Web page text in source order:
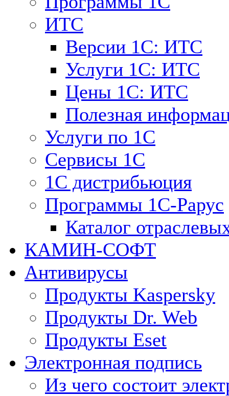
ИТС
Версии 1С: ИТС
Услуги 1С: ИТС
Цены 1С: ИТС
Полезная
Услуги по 1С
Сервисы 1С
1С дистрибьюция
Программы 1С-Рарус
Каталог
КАМИН-СОФТ
Антивирусы
Продукты Kaspersky
Продукты Dr. Web
Продукты Eset
Электронная подпись
Из чего состоит